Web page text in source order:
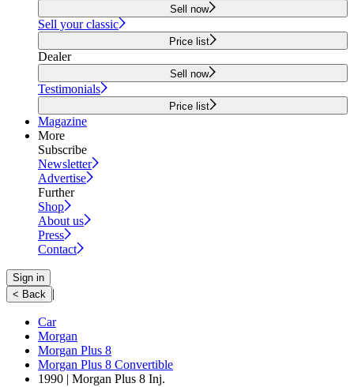
Sell now
Sell your classic
Price list
Dealer
Sell now
Testimonials
Price list
Magazine
More
Subscribe
Newsletter
Advertise
Further
Shop
About us
Press
Contact
Sign in
< Back |
Car
Morgan
Morgan Plus 8
Morgan Plus 8 Convertible
1990 | Morgan Plus 8 Inj.